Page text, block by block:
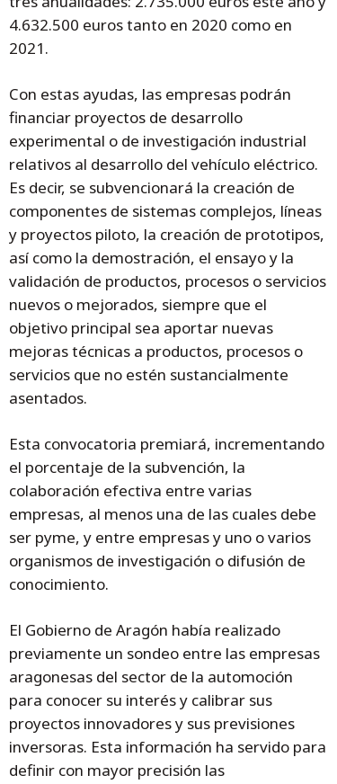
4.632.500 euros tanto en 2020 como en
2021.
Con estas ayudas, las empresas podrán
financiar proyectos de desarrollo
experimental o de investigación industrial
relativos al desarrollo del vehículo eléctrico.
Es decir, se subvencionará la creación de
componentes de sistemas complejos, líneas
y proyectos piloto, la creación de prototipos,
así como la demostración, el ensayo y la
validación de productos, procesos o servicios
nuevos o mejorados, siempre que el
objetivo principal sea aportar nuevas
mejoras técnicas a productos, procesos o
servicios que no estén sustancialmente
asentados.
Esta convocatoria premiará, incrementando
el porcentaje de la subvención, la
colaboración efectiva entre varias
empresas, al menos una de las cuales debe
ser pyme, y entre empresas y uno o varios
organismos de investigación o difusión de
conocimiento.
El Gobierno de Aragón había realizado
previamente un sondeo entre las empresas
aragonesas del sector de la automoción
para conocer su interés y calibrar sus
proyectos innovadores y sus previsiones
inversoras. Esta información ha servido para
definir con mayor precisión las